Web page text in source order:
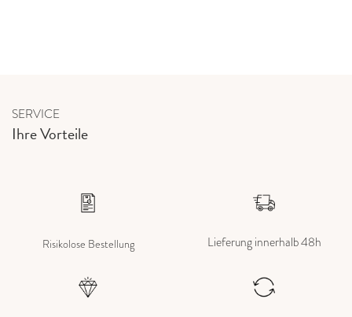
SERVICE
Ihre Vorteile
Risikolose Bestellung Lieferung innerhalb 48h